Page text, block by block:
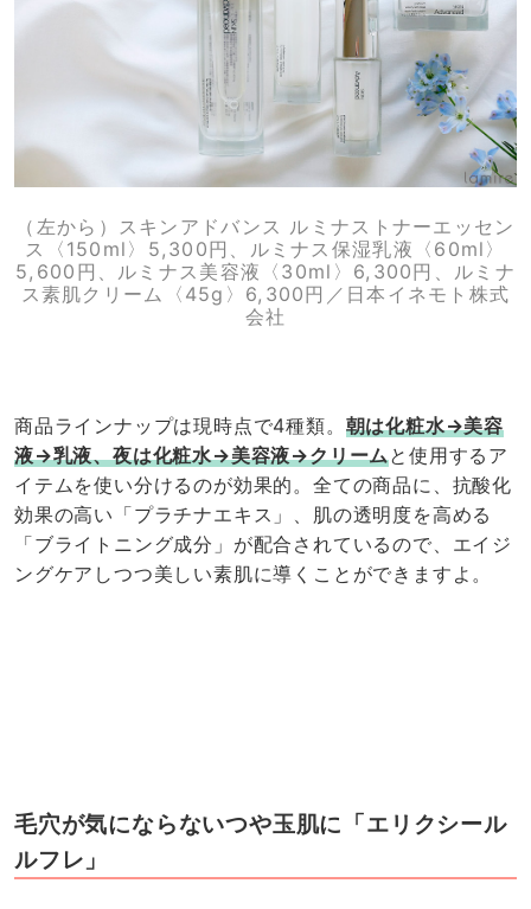
（左から）スキンアドバンス ルミナストナーエッセン
ス〈150ml〉5,300円、ルミナス保湿乳液〈60ml〉
5,600円、ルミナス美容液〈30ml〉6,300円、ルミナ
ス素肌クリーム〈45g〉6,300円／日本イネモト株式
会社
商品ラインナップは現時点で4種類。 朝は化粧水→美容
液→乳液、夜は化粧水→美容液→クリームと使用するア
イテムを使い分けるのが効果的。全ての商品に、抗酸化
効果の高い「プラチナエキス」、肌の透明度を高める
「ブライトニング成分」が配合されているので、エイジ
ングケアしつつ美しい素肌に導くことができますよ。
毛穴が気にならないつや玉肌に「エリクシール
ルフレ」